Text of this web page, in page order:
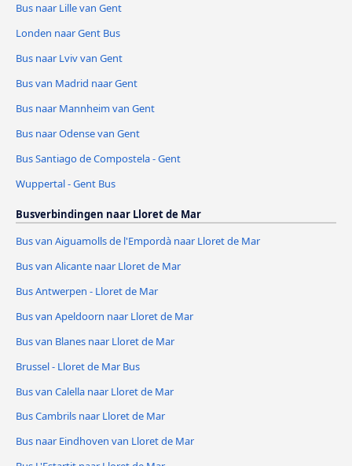
Bus naar Lille van Gent
Londen naar Gent Bus
Bus naar Lviv van Gent
Bus van Madrid naar Gent
Bus naar Mannheim van Gent
Bus naar Odense van Gent
Bus Santiago de Compostela - Gent
Wuppertal - Gent Bus
Busverbindingen naar Lloret de Mar
Bus van Aiguamolls de l'Empordà naar Lloret de Mar
Bus van Alicante naar Lloret de Mar
Bus Antwerpen - Lloret de Mar
Bus van Apeldoorn naar Lloret de Mar
Bus van Blanes naar Lloret de Mar
Brussel - Lloret de Mar Bus
Bus van Calella naar Lloret de Mar
Bus Cambrils naar Lloret de Mar
Bus naar Eindhoven van Lloret de Mar